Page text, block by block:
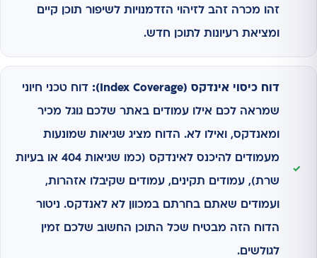
זהו מכרה זהב לזיהוי הזדמנויות לשיפור תוכן קיים
ומציאת רעיונות לתוכן חדש.
דוח כיסוי אינדקס (Index Coverage): דוח טכני חיוני
שמראה לכם אילו עמודים באתר שלכם גוגל מכיר
ומאנדקס, ואילו לא. הדוח מציג שגיאות שמונעות
מעמודים להיכנס לאינדקס (כמו שגיאות 404 או בעיות
שרת), עמודים תקינים, עמודים שקיבלו אזהרות,
ועמודים שאתם בחרתם במכוון לא לאנדקס. ניטור
הדוח הזה מבטיח שכל התוכן החשוב שלכם זמין
לגולשים.